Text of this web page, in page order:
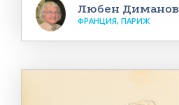
Любен Диманов
ФРАНЦИЯ, ПАРИЖ